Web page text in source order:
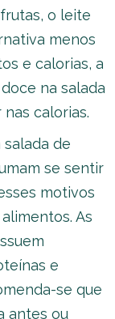
o leite
menos
e calorias, a
na salada
calorias.
de
se sentir
motivos
As
e
se que
antes ou